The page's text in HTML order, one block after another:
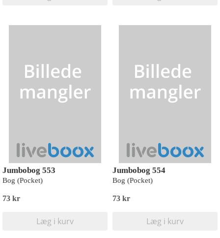
Jumbobog 553
Bog (Pocket)
73 kr
Læg i kurv
Jumbobog 554
Bog (Pocket)
73 kr
Læg i kurv